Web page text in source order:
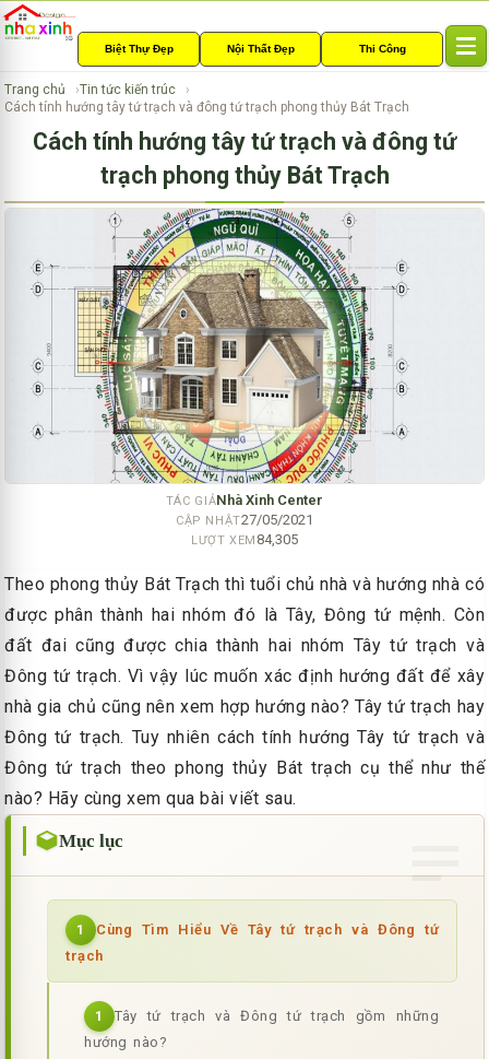
Biệt Thự Đẹp Nội Thất Đẹp Thi Công
l
a
Trang chủ
Tin tức kiến trúc
Cách tính hướng tây tứ trạch và đông tứ trạch phong thủy Bát Trạch
Cách tính hướng tây tứ trạch và đông tứ
trạch phong thủy Bát Trạch
TÁC GIẢNhà Xinh Center
CẬP NHẬT27/05/2021
LƯỢT XEM 84,305
Theo phong thủy Bát Trạch thì tuổi chủ nhà và hướng nhà có
được phân thành hai nhóm đó là Tây, Đông tứ mệnh. Còn
đất đai cũng được chia thành hai nhóm Tây tứ trạch và
Đông tứ trạch. Vì vậy lúc muốn xác định hướng đất để xây
nhà gia chủ cũng nên xem hợp hướng nào? Tây tứ trạch hay
Đông tứ trạch. Tuy nhiên cách tính hướng Tây tứ trạch và
Đông tứ trạch theo phong thủy Bát trạch cụ thể như thế
nào? Hãy cùng xem qua bài viết sau.
Mục lục
1
Cùng Tìm Hiểu Về Tây tứ trạch và Đông tứ
trạch
1
Tây tứ trạch và Đông tứ trạch gồm những
hướng nào?